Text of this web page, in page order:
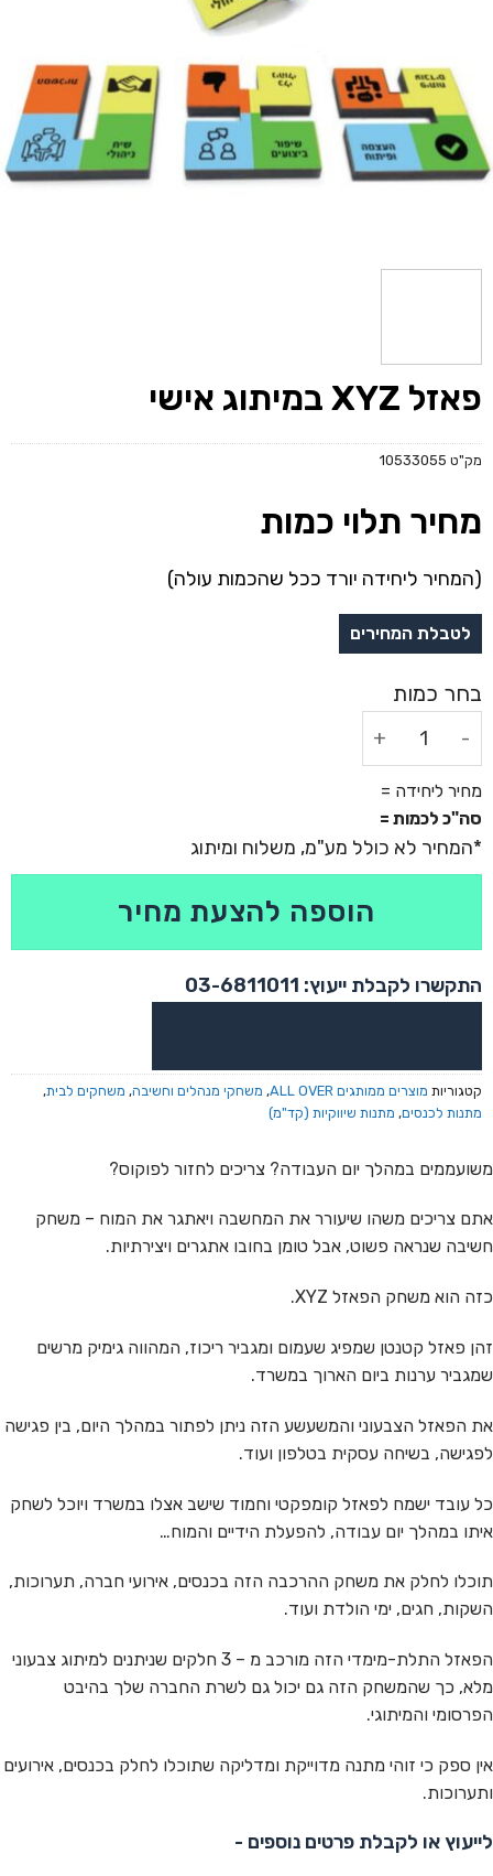
פאזל XYZ במיתוג אישי
מק"ט 10533055
מחיר תלוי כמות
(המחיר ליחידה יורד ככל שהכמות עולה)
סה"כ לכמות =
מחיר ליחידה =
הוספה להצעת מחיר
התקשרו לקבלת ייעוץ: 03-6811011
קטגוריות מוצרים ממותגים ALL OVER , משחקי מנהלים וחשיבה, משחקים לבית,
מתנות לכנסים, מתנות שיווקיות (קד"מ)
משועממים במהלך יום העבודה? צריכים לחזור לפוקוס?
אתם צריכים משהו שיעורר את המחשבה ויאתגר את המוח – משחק
חשיבה שנראה פשוט, אבל טומן בחובו אתגרים ויצירתיות.
כזה הוא משחק הפאזל XYZ.
זהן פאזל קטנטן שמפיג שעמום ומגביר ריכוז, המהווה גימיק מרשים
שמגביר ערנות ביום הארוך במשרד.
את הפאזל הצבעוני והמשעשע הזה ניתן לפתור במהלך היום, בין פגישה
לפגישה, בשיחה עסקית בטלפון ועוד.
כל עובד ישמח לפאזל קומפקטי וחמוד שישב אצלו במשרד ויוכל לשחק
איתו במהלך יום עבודה, להפעלת הידיים והמוח…
תוכלו לחלק את משחק ההרכבה הזה בכנסים, אירועי חברה, תערוכות,
השקות, חגים, ימי הולדת ועוד.
הפאזל התלת-מימדי הזה מורכב מ – 3 חלקים שניתנים למיתוג צבעוני
מלא, כך שהמשחק הזה גם יכול גם לשרת החברה שלך בהיבט
הפרסומי והמיתוגי.
אין ספק כי זוהי מתנה מדוייקת ומדליקה שתוכלו לחלק בכנסים, אירועים
ותערוכות.
לייעוץ או לקבלת פרטים נוספים -